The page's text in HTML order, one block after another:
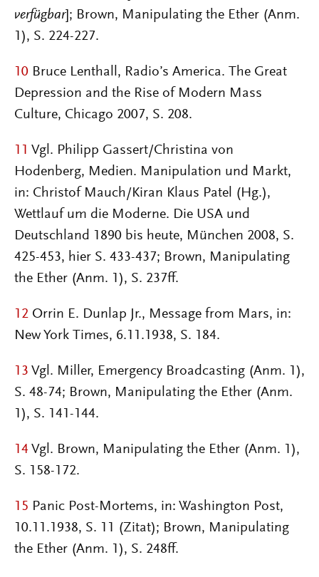
verfügbar]; Brown, Manipulating the Ether (Anm.
1), S. 224-227.
10 Bruce Lenthall, Radio’s America. The Great
Depression and the Rise of Modern Mass
Culture, Chicago 2007, S. 208.
11 Vgl. Philipp Gassert/Christina von
Hodenberg, Medien. Manipulation und Markt,
in: Christof Mauch/Kiran Klaus Patel (Hg.),
Wettlauf um die Moderne. Die USA und
Deutschland 1890 bis heute, München 2008, S.
425-453, hier S. 433-437; Brown, Manipulating
the Ether (Anm. 1), S. 237ff.
12 Orrin E. Dunlap Jr., Message from Mars, in:
New York Times, 6.11.1938, S. 184.
13 Vgl. Miller, Emergency Broadcasting (Anm. 1),
S. 48-74; Brown, Manipulating the Ether (Anm.
1), S. 141-144.
14 Vgl. Brown, Manipulating the Ether (Anm. 1),
S. 158-172.
15 Panic Post-Mortems, in: Washington Post,
10.11.1938, S. 11 (Zitat); Brown, Manipulating
the Ether (Anm. 1), S. 248ff.